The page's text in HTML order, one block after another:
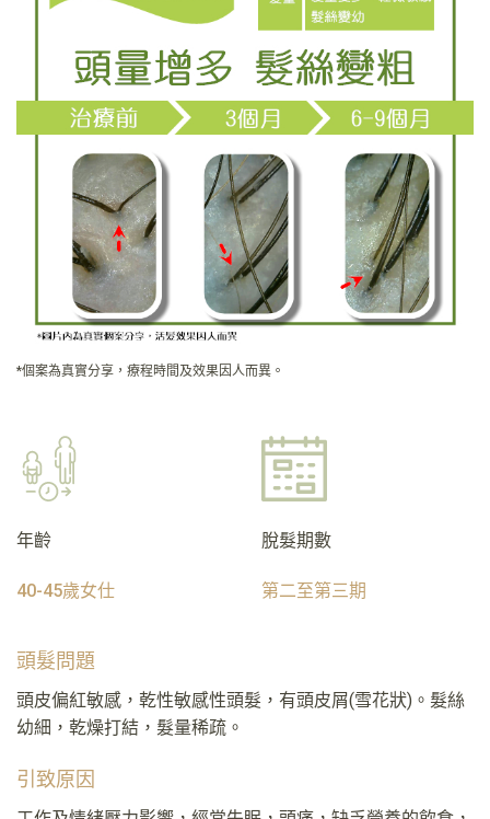
*個案為真實分享，療程時間及效果因人而異。
年齡
40-45歲女仕
脫髮期數
第二至第三期
頭髮問題
頭皮偏紅敏感，乾性敏感性頭髮，有頭皮屑(雪花狀)。髮絲
幼細，乾燥打結，髮量稀疏。
引致原因